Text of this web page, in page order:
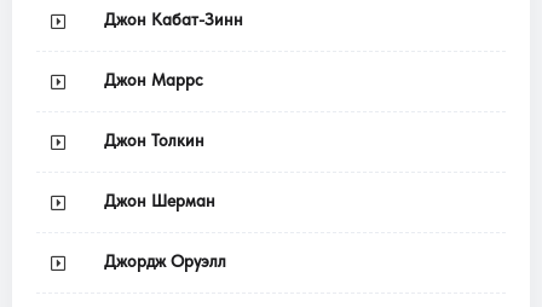
Джон Кабат-Зинн
Джон Маррс
Джон Толкин
Джон Шерман
Джордж Оруэлл